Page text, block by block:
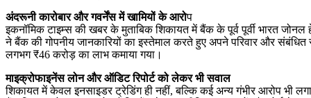
अंदरूनी कारोबार और गवर्नेंस में खामियों के आरोप
इकनॉमिक टाइम्स की खबर के मुताबिक शिकायत में बैंक के पूर्व पूर्वी भारत
ने बैंक की गोपनीय जानकारियों का इस्तेमाल करते हुए अपने परिवार और
लगभग ₹46 करोड़ का लाभ कमाया गया।
माइक्रोफाइनेंस लोन और ऑडिट रिपोर्ट को लेकर भी सवाल
शिकायत में केवल इनसाइडर ट्रेडिंग ही नहीं, बल्कि कई अन्य गंभीर आरोप भी